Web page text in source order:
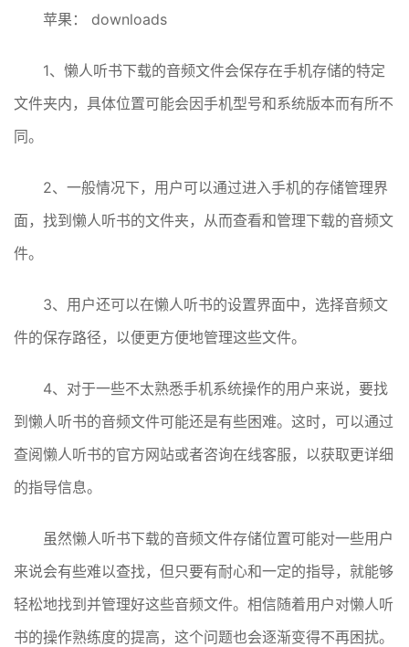
苹果： downloads
1、懒人听书下载的音频文件会保存在手机存储的特定
文件夹内，具体位置可能会因手机型号和系统版本而有所不
同。
2、一般情况下，用户可以通过进入手机的存储管理界
面，找到懒人听书的文件夹，从而查看和管理下载的音频文
件。
3、用户还可以在懒人听书的设置界面中，选择音频文
件的保存路径，以便更方便地管理这些文件。
4、对于一些不太熟悉手机系统操作的用户来说，要找
到懒人听书的音频文件可能还是有些困难。这时，可以通过
查阅懒人听书的官方网站或者咨询在线客服，以获取更详细
的指导信息。
虽然懒人听书下载的音频文件存储位置可能对一些用户
来说会有些难以查找，但只要有耐心和一定的指导，就能够
轻松地找到并管理好这些音频文件。相信随着用户对懒人听
书的操作熟练度的提高，这个问题也会逐渐变得不再困扰。